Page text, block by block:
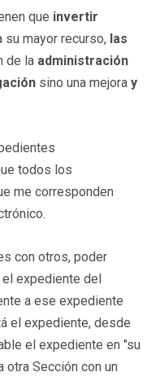
que invertir
su mayor recurso, las
de la administración
sino una mejora y
todos los
me corresponden
con otros, poder
expediente del
a ese expediente
el expediente, desde
el expediente en "su
otra Sección con un